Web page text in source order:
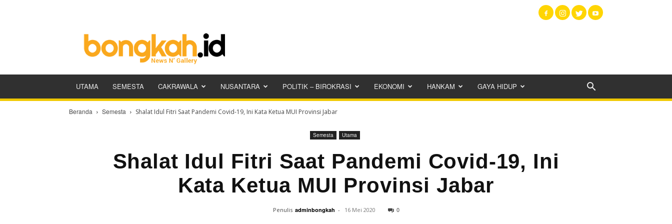
UTAMA SEMESTA CAKRAWALA NUSANTARA POLITIK – BIROKRASI EKONOMI HANKAM GAYA HIDUP
Beranda Semesta Shalat Idul Fitri Saat Pandemi Covid-19, Ini Kata Ketua MUI Provinsi Jabar
Semesta Utama
Shalat Idul Fitri Saat Pandemi Covid-19, Ini
Kata Ketua MUI Provinsi Jabar
Penulis adminbongkah - 16 Mei 2020 0